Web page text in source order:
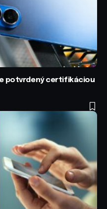
potvrdený certifikáciou